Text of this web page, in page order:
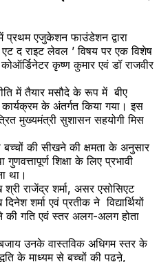
प्रथम एजुकेशन फाउंडेशन द्वारा
एट द राइट लेवल ’ विषय पर एक विशेष
कृष्ण कुमार एवं डॉ राजवीर
में तैयार मसौदे के रूप में बीए
कार्यक्रम के अंतर्गत किया गया। इस
मुख्यमंत्री सुशासन सहयोगी मिस
बच्चों की सीखने की क्षमता के अनुसार
शिक्षा के लिए प्रभावी
था।
राजेंद्र शर्मा, असर एसोसिएट
शर्मा एवं प्रतीक ने विद्यार्थियों
की गति एवं स्तर अलग-अलग होता
बजाय उनके वास्तविक अधिगम स्तर के
के माध्यम से बच्चों की पढऩे,